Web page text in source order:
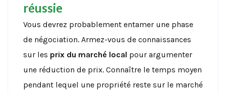
réussie
Vous devrez probablement entamer une phase
de négociation. Armez-vous de connaissances
sur les prix du marché local pour argumenter
une réduction de prix. Connaître le temps moyen
pendant lequel une propriété reste sur le marché